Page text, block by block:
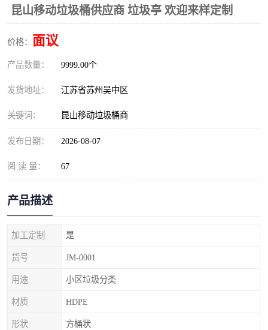
昆山移动垃圾桶供应商 垃圾亭 欢迎来样定制
价格： 面议
产品数量： 9999.00个
发货地址： 江苏省苏州吴中区
关键词： 昆山移动垃圾桶商
发布日期： 2026-08-07
阅 读 量： 67
产品描述
加工定制 是
货号 JM-0001
用途 小区垃圾分类
材质 HDPE
形状 方桶状